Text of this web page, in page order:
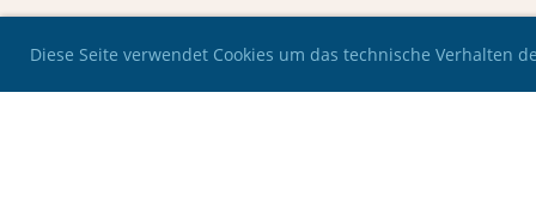
Diese Seite verwendet Cookies um das technische Verhalten